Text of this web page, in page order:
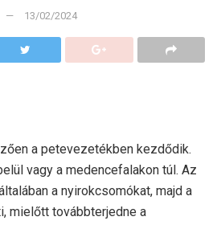
13/02/2024
a petevezetékben kezdődik.
vagy a medencefalakon túl. Az
a nyirokcsomókat, majd a
mielőtt továbbterjedne a